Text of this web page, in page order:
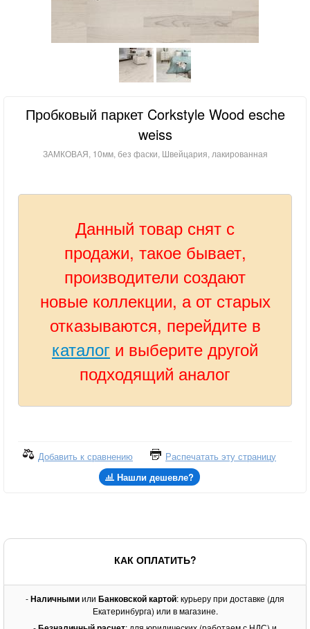
Пробковый паркет Corkstyle Wood esche
weiss
ЗАМКОВАЯ, 10мм, без фаски, Швейцария, лакированная
Данный товар снят с
продажи, такое бывает,
производители создают
новые коллекции, а от старых
отказываются, перейдите в
каталог и выберите другой
подходящий аналог
Добавить к сравнению
Распечатать эту страницу
Нашли дешевле?
КАК ОПЛАТИТЬ?
-Наличнымиили Банковской картой: курьеру при доставке (для
Екатеринбурга) или в магазине.